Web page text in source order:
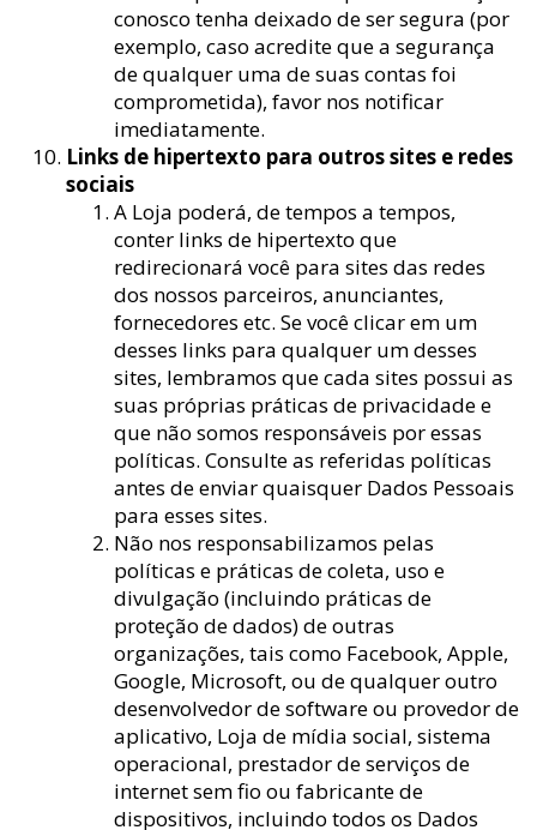
conosco tenha deixado de ser segura (por
exemplo, caso acredite que a segurança
de qualquer uma de suas contas foi
comprometida), favor nos notificar
imediatamente.
Links de hipertexto para outros sites e redes
sociais
A Loja poderá, de tempos a tempos,
conter links de hipertexto que
redirecionará você para sites das redes
dos nossos parceiros, anunciantes,
fornecedores etc. Se você clicar em um
desses links para qualquer um desses
sites, lembramos que cada sites possui as
suas próprias práticas de privacidade e
que não somos responsáveis por essas
políticas. Consulte as referidas políticas
antes de enviar quaisquer Dados Pessoais
para esses sites.
Não nos responsabilizamos pelas
políticas e práticas de coleta, uso e
divulgação (incluindo práticas de
proteção de dados) de outras
organizações, tais como Facebook, Apple,
Google, Microsoft, ou de qualquer outro
desenvolvedor de software ou provedor de
aplicativo, Loja de mídia social, sistema
operacional, prestador de serviços de
internet sem fio ou fabricante de
dispositivos, incluindo todos os Dados